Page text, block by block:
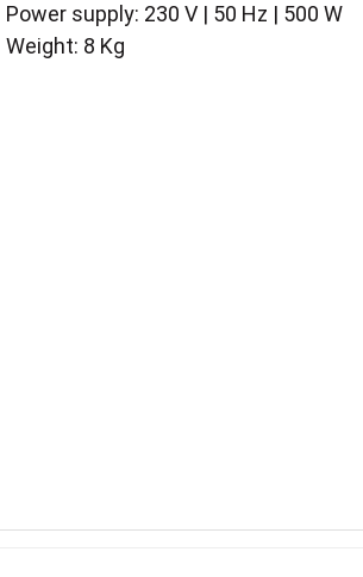
Power supply: 230 V | 50 Hz | 500 W
Weight: 8 Kg